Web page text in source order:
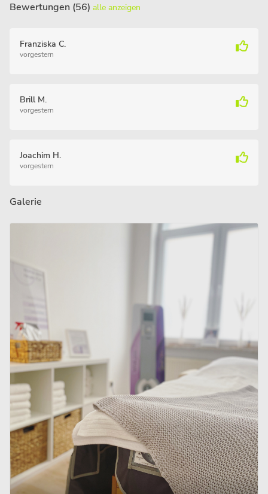
Bewertungen (56) alle anzeigen
Franziska C.
vorgestern
Brill M.
vorgestern
Joachim H.
vorgestern
Galerie